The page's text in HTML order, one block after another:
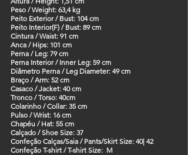
Peso /Weight: 63,4 kg
Peito Exterior / Bust: 104 cm
Peito Interior(F) / Bust: 89 cm
Cintura /Waist: 91 cm
Anca / Hips: 101 cm
Perna /Leg: 79 cm
Perna Interior / Inner Leg: 59 cm
Diâmetro Perna / Leg Diameter: 49 cm
Braço /Arm: 52 cm
Casaco /Jacket: 40 cm
Tronco /Torso: 40cm
Colarinho /Collar: 35 cm
Pulso /Wrist: 16 cm
Chapéu / Hat: 55 cm
Calçado /Shoe Size: 37
Confeção Calças/Saia / Pants/Skirt Size: 40| 42
Confeção T-shirt /T-shirt Size: M